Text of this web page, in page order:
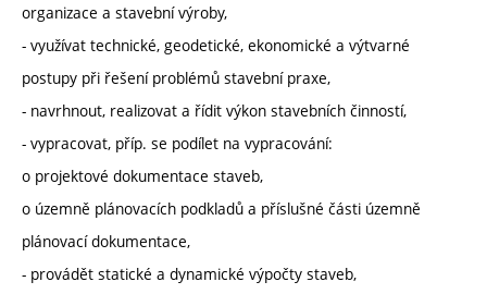
organizace a stavební výroby,
- využívat technické, geodetické, ekonomické a výtvarné
postupy při řešení problémů stavební praxe,
- navrhnout, realizovat a řídit výkon stavebních činností,
- vypracovat, příp. se podílet na vypracování:
o projektové dokumentace staveb,
o územně plánovacích podkladů a příslušné části územně
plánovací dokumentace,
- provádět statické a dynamické výpočty staveb,